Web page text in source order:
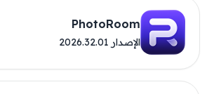
PhotoRoom
الإصدار 2026.32.01